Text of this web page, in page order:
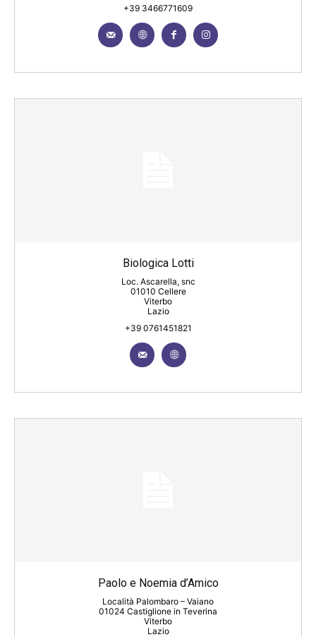
+39 3466771609
Biologica Lotti
Loc. Ascarella, snc
01010 Cellere
Viterbo
Lazio
+39 0761451821
Paolo e Noemia d’Amico
Località Palombaro – Vaiano
01024 Castiglione in Teverina
Viterbo
Lazio